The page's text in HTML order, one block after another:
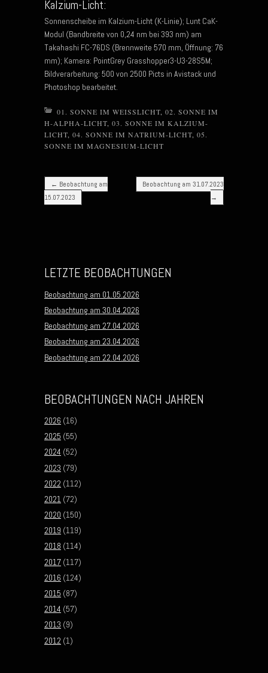
Kalzium-Licht:
Sonnenscheibe im Kalzium-Licht (K-Linie); Lunt CaK-
Modul (Bandbreite von 0,24 nm bei 393 nm) am
Takahashi FC-76DS (Brennweite 570 mm, Öffnung: 76
mm); Kamera: PointGrey Grasshopper3-U3-28S5M;
Bildverarbeitung: 500 von 2500 Picts in Avistack und
Photoshop bearbeitet.
01. SONNE IM WEISSLICHT 02. SONNE IM
H-ALPHA-LICHT 03. SONNE IM KALZIUM-
LICHT 04. SONNE IM NATRIUM-LICHT 05.
SONNE IM MAGNESIUM-LICHT
Post navigation
← Beobachtung am
15.07.2023
Beobachtung am 31.07.2023
→
LETZTE BEOBACHTUNGEN
Beobachtung am 01.05.2026
Beobachtung am 30.04.2026
Beobachtung am 27.04.2026
Beobachtung am 23.04.2026
Beobachtung am 22.04.2026
BEOBACHTUNGEN NACH JAHREN
2026 (16)
2025 (55)
2024 (52)
2023 (79)
2022 (112)
2021 (72)
2020 (150)
2019 (119)
2018 (114)
2017 (117)
2016 (124)
2015 (87)
2014 (57)
2013 (9)
2012 (1)